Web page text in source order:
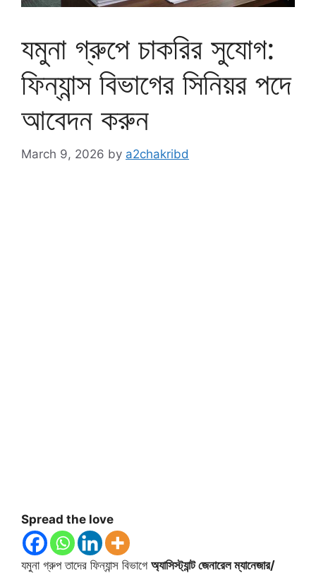
যমুনা গ্রুপে চাকরির সুযোগ:
ফিন্যান্স বিভাগের সিনিয়র পদে
আবেদন করুন
March 9, 2026 by a2chakribd
Spread the love
যমুনা গ্রুপ তাদের ফিন্যান্স বিভাগে অ্যাসিস্ট্যান্ট জেনারেল ম্যানেজার/